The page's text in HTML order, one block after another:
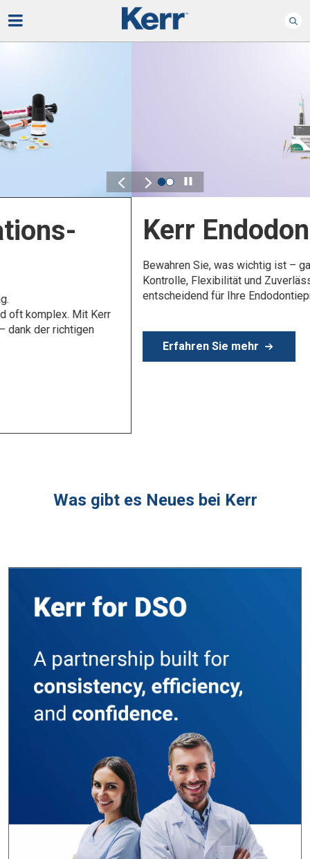
Kerr Endodontie
Bewahren Sie, was wichtig ist – ganz bequem.
Kontrolle, Flexibilität und Zuverlässigkeit sind
entscheidend für Ihre Endodontieprodukte.
Play
Was gibt es Neues bei Kerr